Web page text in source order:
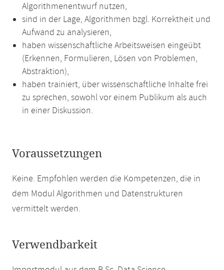
Algorithmenentwurf nutzen,
sind in der Lage, Algorithmen bzgl. Korrektheit und
Aufwand zu analysieren,
haben wissenschaftliche Arbeitsweisen eingeübt
(Erkennen, Formulieren, Lösen von Problemen,
Abstraktion),
haben trainiert, über wissenschaftliche Inhalte frei
zu sprechen, sowohl vor einem Publikum als auch
in einer Diskussion.
Voraussetzungen
Keine. Empfohlen werden die Kompetenzen, die in
dem Modul Algorithmen und Datenstrukturen
vermittelt werden.
Verwendbarkeit